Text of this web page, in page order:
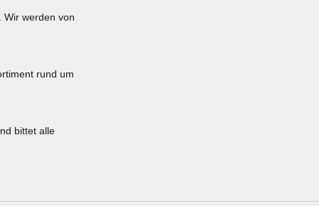
Wir werden von
rund um
bittet alle